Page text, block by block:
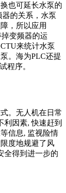
也可延长水泵的
的关系，水泵
，所以应用
变频器的运
来统计水泵
。海为PLC还提
程序。
。无人机在日常
利因素, 快速赶到
信息, 监视险情
度地规避了风
全得到进一步的